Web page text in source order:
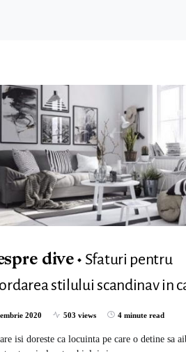
dive
Sfaturi pentru
stilului scandinav in
2020 503 views 4 minute read
isi doreste ca locuinta pe care o detine sa